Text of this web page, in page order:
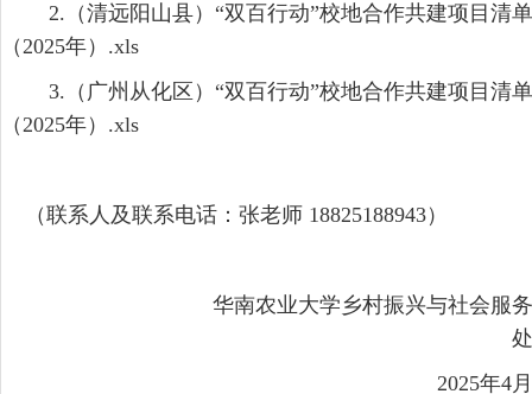
2. （清远阳山县）“双百行动”校地合作共建项目清单
（2025年）.xls
3. （广州从化区）“双百行动”校地合作共建项目清单
（2025年）.xls
（联系人及联系电话：张老师 18825188943）
华南农业大学乡村振兴与社会服务
处
2025年4月